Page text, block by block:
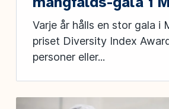
mångfalds-gala i
Varje år hålls en stor gala i
priset Diversity Index
personer eller...